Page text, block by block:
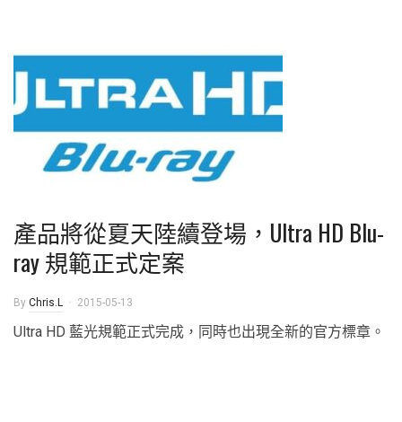
產品將從夏天陸續登場，Ultra HD Blu-
ray 規範正式定案
By Chris.L 2015-05-13
Ultra HD 藍光規範正式完成，同時也出現全新的官方標章。